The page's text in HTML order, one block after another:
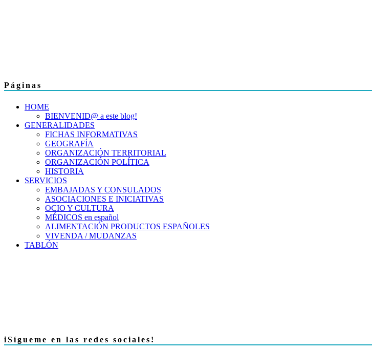
Páginas
HOME
BIENVENID@ a este blog!
GENERALIDADES
FICHAS INFORMATIVAS
GEOGRAFÍA
ORGANIZACIÓN TERRITORIAL
ORGANIZACIÓN POLÍTICA
HISTORIA
SERVICIOS
EMBAJADAS Y CONSULADOS
ASOCIACIONES E INICIATIVAS
OCIO Y CULTURA
MÉDICOS en español
ALIMENTACIÓN PRODUCTOS ESPAÑOLES
VIVENDA / MUDANZAS
TABLÓN
iSígueme en las redes sociales!